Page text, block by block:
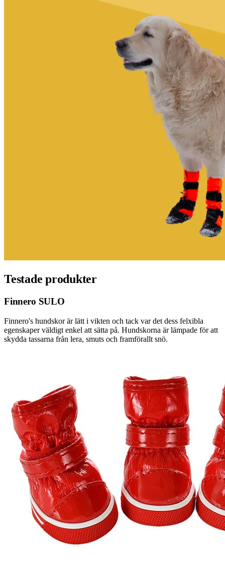
Testade produkter
Finnero SULO
Finnero's hundskor är lätt i vikten och tack var det dess felxibla
egenskaper väldigt enkel att sätta på. Hundskorna är lämpade för att
skydda tassarna från lera, smuts och framförallt snö.